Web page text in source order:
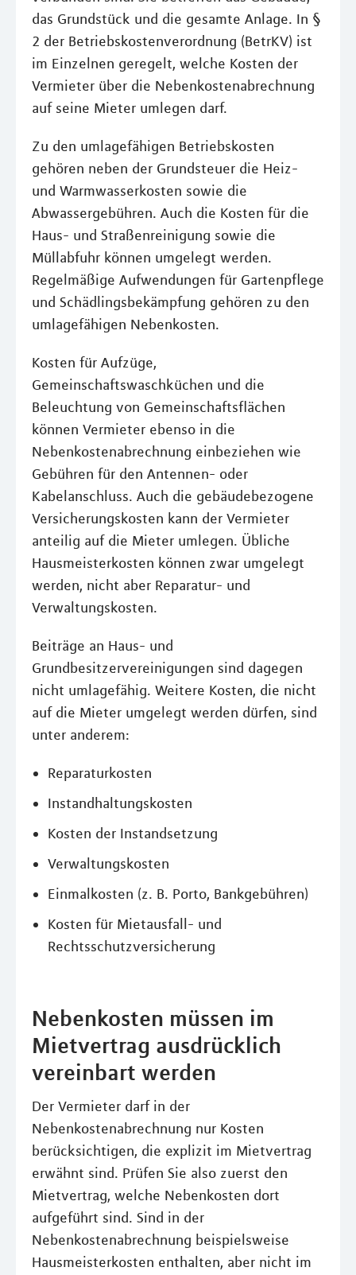
das Grundstück und die gesamte Anlage. In §
2 der Betriebskostenverordnung (BetrKV) ist
im Einzelnen geregelt, welche Kosten der
Vermieter über die Nebenkostenabrechnung
auf seine Mieter umlegen darf.
Zu den umlagefähigen Betriebskosten
gehören neben der Grundsteuer die Heiz-
und Warmwasserkosten sowie die
Abwassergebühren. Auch die Kosten für die
Haus- und Straßenreinigung sowie die
Müllabfuhr können umgelegt werden.
Regelmäßige Aufwendungen für Gartenpflege
und Schädlingsbekämpfung gehören zu den
umlagefähigen Nebenkosten.
Kosten für Aufzüge,
Gemeinschaftswaschküchen und die
Beleuchtung von Gemeinschaftsflächen
können Vermieter ebenso in die
Nebenkostenabrechnung einbeziehen wie
Gebühren für den Antennen- oder
Kabelanschluss. Auch die gebäudebezogene
Versicherungskosten kann der Vermieter
anteilig auf die Mieter umlegen. Übliche
Hausmeisterkosten können zwar umgelegt
werden, nicht aber Reparatur- und
Verwaltungskosten.
Beiträge an Haus- und
Grundbesitzervereinigungen sind dagegen
nicht umlagefähig. Weitere Kosten, die nicht
auf die Mieter umgelegt werden dürfen, sind
unter anderem:
Reparaturkosten
Instandhaltungskosten
Kosten der Instandsetzung
Verwaltungskosten
Einmalkosten (z. B. Porto, Bankgebühren)
Kosten für Mietausfall- und
Rechtsschutzversicherung
Nebenkosten müssen im
Mietvertrag ausdrücklich
vereinbart werden
Der Vermieter darf in der
Nebenkostenabrechnung nur Kosten
berücksichtigen, die explizit im Mietvertrag
erwähnt sind. Prüfen Sie also zuerst den
Mietvertrag, welche Nebenkosten dort
aufgeführt sind. Sind in der
Nebenkostenabrechnung beispielsweise
Hausmeisterkosten enthalten, aber nicht im